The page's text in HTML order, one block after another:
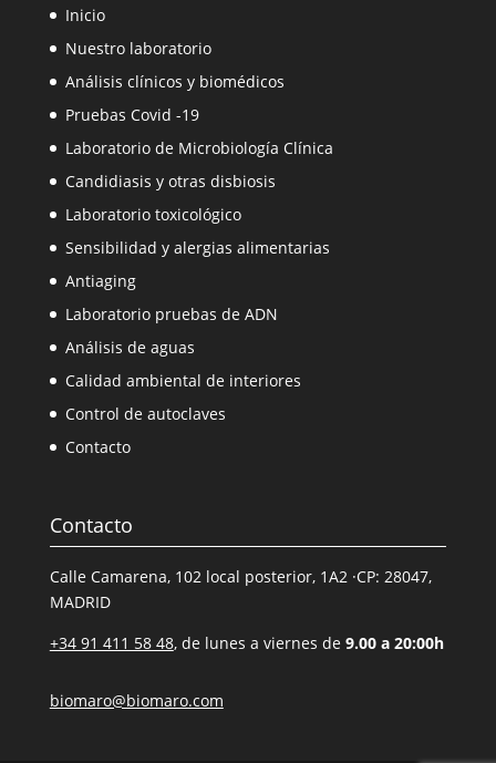
Inicio
Nuestro laboratorio
Análisis clínicos y biomédicos
Pruebas Covid -19
Laboratorio de Microbiología Clínica
Candidiasis y otras disbiosis
Laboratorio toxicológico
Sensibilidad y alergias alimentarias
Antiaging
Laboratorio pruebas de ADN
Análisis de aguas
Calidad ambiental de interiores
Control de autoclaves
Contacto
Contacto
Calle Camarena, 102 local posterior, 1A2 ·CP: 28047,
MADRID
+34 91 411 58 48, de lunes a viernes de 9.00 a 20:00h
biomaro@biomaro.com